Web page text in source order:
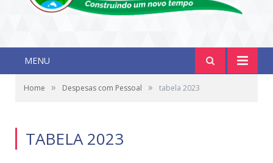
MENU
Home » Despesas com Pessoal » tabela 2023
TABELA 2023